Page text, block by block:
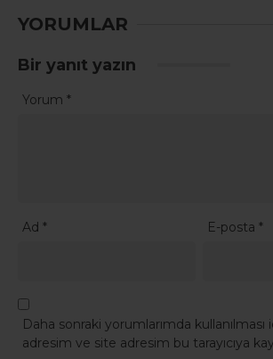
YORUMLAR
Bir yanıt yazın
Yorum *
Ad * E-posta*
Daha sonraki yorumlarımda kullanılması
adresim ve site adresim bu tarayıcıya